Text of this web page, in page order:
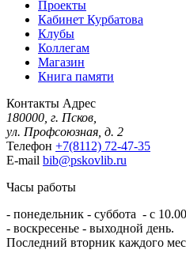
Проекты
Кабинет Курбатова
Клубы
Коллегам
Магазин
Книга памяти
Контакты Адрес
180000, г. Псков,
ул. Профсоюзная, д. 2
Телефон +7(8112) 72-47-35
E-mail bib@pskovlib.ru
Часы работы
- понедельник - суббота - с
- воскресенье - выходной день.
Последний вторник каждого